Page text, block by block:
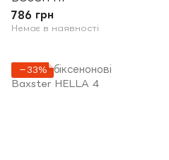
786 грн
Немає в наявності
−33%